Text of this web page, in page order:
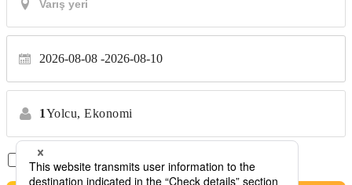
2026-08-08 2026-08-10
1Yolcu, Ekonomi
Sadece Aktarmasız Uçuşlar *Transfer yok